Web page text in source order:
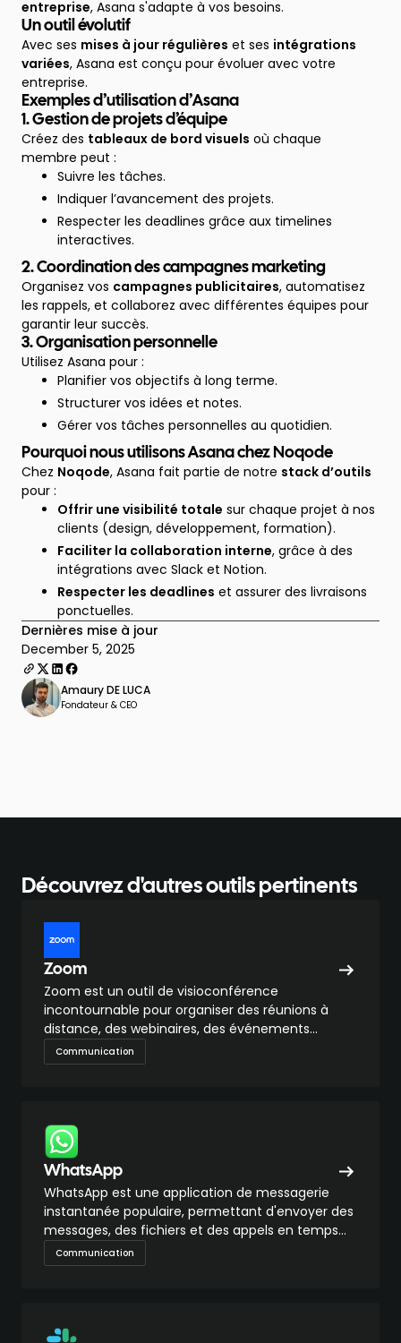
entreprise, Asana s'adapte à vos besoins.
Un outil évolutif
Avec ses mises à jour régulières et ses intégrations
variées, Asana est conçu pour évoluer avec votre
entreprise.
Exemples d’utilisation d’Asana
1. Gestion de projets d’équipe
Créez des tableaux de bord visuels où chaque
membre peut :
Suivre les tâches.
Indiquer l’avancement des projets.
Respecter les deadlines grâce aux timelines
interactives.
2. Coordination des campagnes marketing
Organisez vos campagnes publicitaires, automatisez
les rappels, et collaborez avec différentes équipes pour
garantir leur succès.
3. Organisation personnelle
Utilisez Asana pour :
Planifier vos objectifs à long terme.
Structurer vos idées et notes.
Gérer vos tâches personnelles au quotidien.
Pourquoi nous utilisons Asana chez Noqode
Chez Noqode, Asana fait partie de notre stack d’outils
pour :
Offrir une visibilité totale sur chaque projet à nos
clients (design, développement, formation).
Faciliter la collaboration interne, grâce à des
intégrations avec Slack et Notion.
Respecter les deadlines et assurer des livraisons
ponctuelles.
Dernières mise à jour
December 5, 2025
Amaury DE LUCA
Fondateur & CEO
Découvrez d'autres outils pertinents
Zoom
Zoom est un outil de visioconférence
incontournable pour organiser des réunions à
distance, des webinaires, des événements
hybrides ou des sessions collaboratives,
accessible sur tous les appareils.
Communication
WhatsApp
WhatsApp est une application de messagerie
instantanée populaire, permettant d'envoyer des
messages, des fichiers et des appels en temps
réel via Internet.
Communication